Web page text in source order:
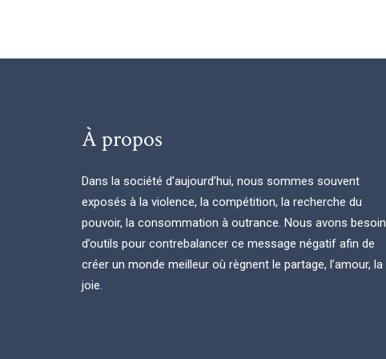
À propos
Dans la société d’aujourd’hui, nous sommes souvent
exposés à la violence, la compétition, la recherche du
pouvoir, la consommation à outrance. Nous avons besoin
d’outils pour contrebalancer ce message négatif afin de
créer un monde meilleur où règnent le partage, l’amour, la
joie.